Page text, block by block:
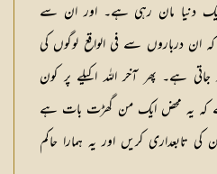
دنیا مان رہی ہے۔ اور ان سے
درباروں سے فی الواقع لوگوں کی
ہے۔ پھر آخر اللہ اکیلے پر کون
ہے کہ یہ محض ایک من گھڑت بات ہے
تابعداری کریں اور یہ ہمارا حاکم